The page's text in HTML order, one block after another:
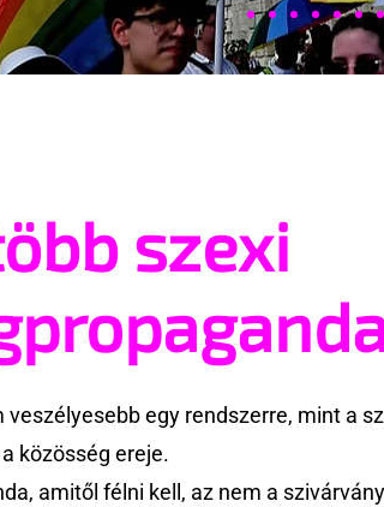
szexi
egy rendszerre, mint a
közösség ereje.
amitől félni kell, az nem a